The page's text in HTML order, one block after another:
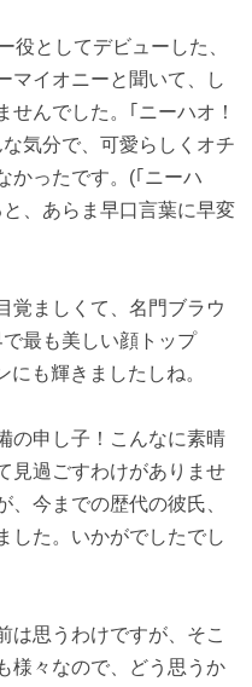
役としてデビューした、
マイオニーと聞いて、し
せんでした。｢ニーハオ！
気分で、可愛らしくオチ
かったです。(｢ニーハ
、あらま早口言葉に早変
覚ましくて、名門ブラウ
最も美しい顔トップ
も輝きましたしね。
の申し子！こんなに素晴
見過ごすわけがありませ
、今までの歴代の彼氏、
した。いかがでしたでし
は思うわけですが、そこ
様々なので、どう思うか